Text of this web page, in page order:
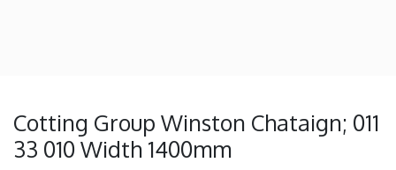
Cotting Group Winston Chataign; 011
33 010 Width 1400mm